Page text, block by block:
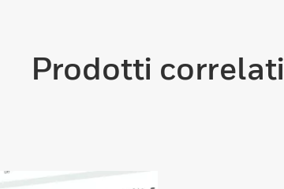
Prodotti correlati